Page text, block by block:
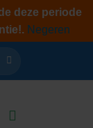
deze periode
Negeren